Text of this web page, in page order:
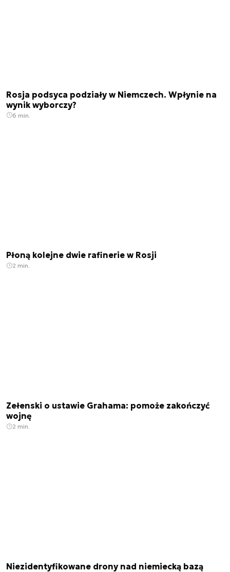
Rosja podsyca podziały w Niemczech. Wpłynie na
wynik wyborczy?
6 min.
Płoną kolejne dwie rafinerie w Rosji
2 min.
Zełenski o ustawie Grahama: pomoże zakończyć
wojnę
2 min.
Niezidentyfikowane drony nad niemiecką bazą